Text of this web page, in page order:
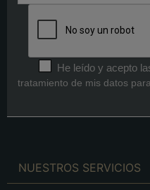
He leído y acepto
tratamiento de mis datos
NUESTROS SERVICIOS